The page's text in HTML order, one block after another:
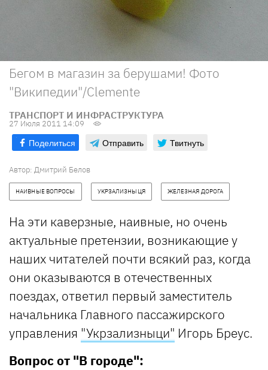
Бегом в магазин за берушами! Фото
"Википедии"/Clemente
ТРАНСПОРТ И ИНФРАСТРУКТУРА
27 Июля 2011 14:09
Поделиться Отправить Твитнуть
Автор: Дмитрий Белов
НАИВНЫЕ ВОПРОСЫ УКРЗАЛИЗНЫЦЯ ЖЕЛЕЗНАЯ ДОРОГА
На эти каверзные, наивные, но очень
актуальные претензии, возникающие у
наших читателей почти всякий раз, когда
они оказываются в отечественных
поездах, ответил первый заместитель
начальника Главного пассажирского
управления "Укрзализныци" Игорь Бреус.
Вопрос от "В городе":